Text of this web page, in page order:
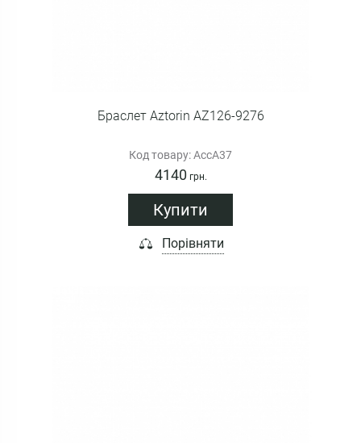
Браслет Aztorin AZ126-9276
Код товару: AccA37
4140 грн.
Купити
Порівняти